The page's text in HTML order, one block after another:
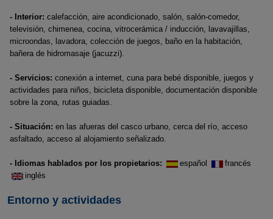
- Interior: calefacción, aire acondicionado, salón, salón-comedor,
televisión, chimenea, cocina, vitrocerámica / inducción, lavavajillas,
microondas, lavadora, colección de juegos, baño en la habitación,
bañera de hidromasaje (jacuzzi).
- Servicios: conexión a internet, cuna para bebé disponible, juegos y
actividades para niños, bicicleta disponible, documentación disponible
sobre la zona, rutas guiadas.
- Situación: en las afueras del casco urbano, cerca del río, acceso
asfaltado, acceso al alojamiento señalizado.
- Idiomas hablados por los propietarios: español
francés
inglés
Entorno y actividades